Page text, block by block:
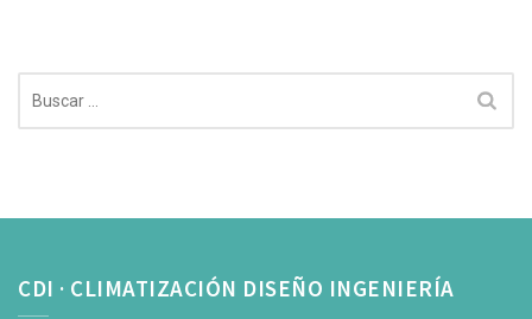
CDI · CLIMATIZACIÓN DISEÑO INGENIERÍA